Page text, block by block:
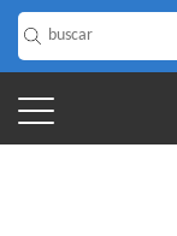
INICIO /
Cabezal de ducha